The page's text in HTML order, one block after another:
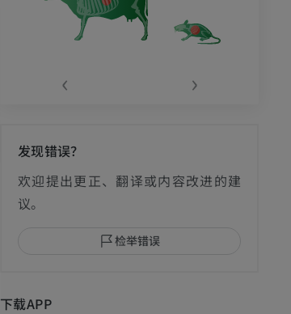
‹ ›
发现错误？
欢迎提出更正、翻译或内容改进的建
议。
检举错误
下载APP